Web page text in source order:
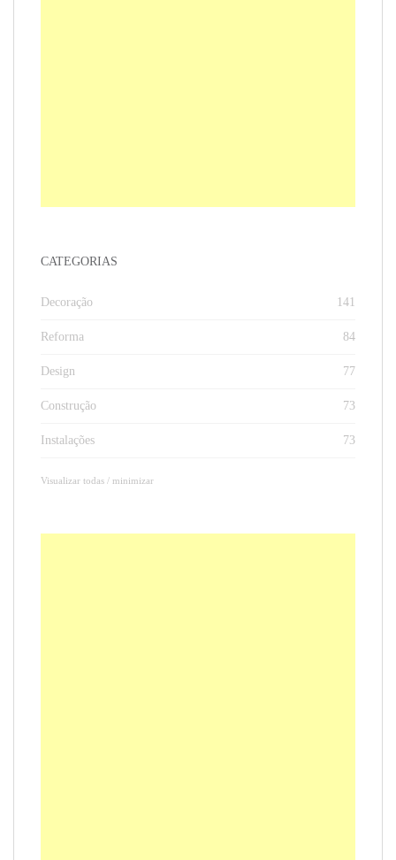
CATEGORIAS
Decoração 141
Reforma 84
Design 77
Construção 73
Instalações 73
Visualizar todas / minimizar